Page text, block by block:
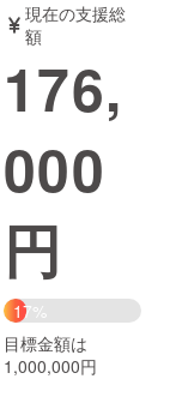
書籍・雑誌
チャレンジ
Creation
ミュニティ
現在の支援総
額
176,
000
円
17%
目標金額は
1,000,000円